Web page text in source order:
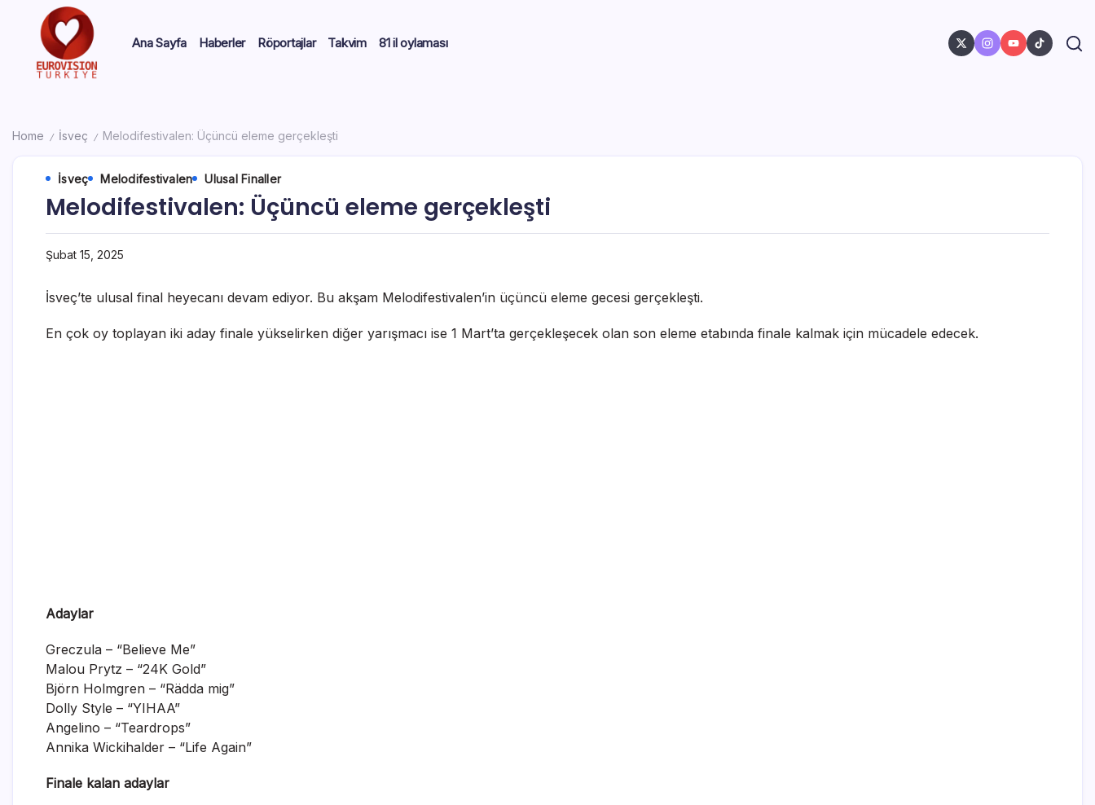
Ana Sayfa Haberler Röportajlar Takvim 81 il oylaması
Home / İsveç / Melodifestivalen: Üçüncü eleme gerçekleşti
İsveç Melodifestivalen Ulusal Finaller
Melodifestivalen: Üçüncü eleme gerçekleşti
Şubat 15, 2025
İsveç’te ulusal final heyecanı devam ediyor. Bu akşam Melodifestivalen’in üçüncü eleme gecesi gerçekleşti.
En çok oy toplayan iki aday finale yükselirken diğer yarışmacı ise 1 Mart’ta gerçekleşecek olan son eleme etabında finale kalmak için mücadele edecek.
Adaylar
Greczula – “Believe Me”
Malou Prytz – “24K Gold”
Björn Holmgren – “Rädda mig”
Dolly Style – “YIHAA”
Angelino – “Teardrops”
Annika Wickihalder – “Life Again”
Finale kalan adaylar